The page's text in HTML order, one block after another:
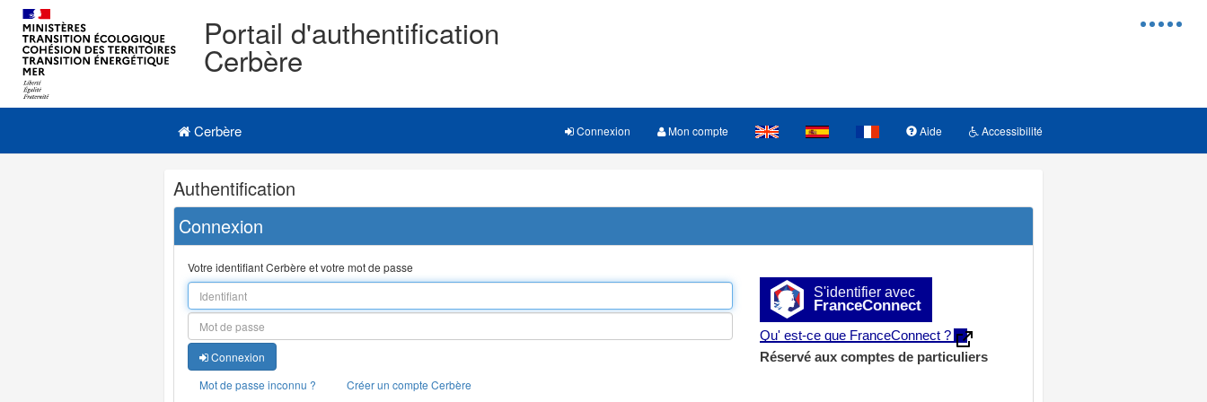
Menu
Portail d'authentification
Cerbère
Navigation
Menu principal
Cerbère Connexion Mon compte Aide Accessibilité
Navigation
et
outils
annexes
Authentification
Connexion
S'identifier avec
FranceConnect
Qu' est-ce que FranceConnect ?
Réservé aux comptes de particuliers
Votre identifiant Cerbère et votre mot de passe
Connexion
Mot de passe inconnu ?
Créer un compte Cerbère